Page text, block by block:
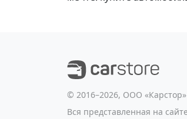
©️ 2016–2026, ООО «Карстор»
Вся представленная на